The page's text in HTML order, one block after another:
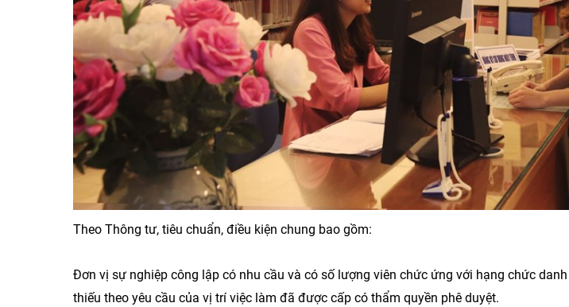
Theo Thông tư, tiêu chuẩn, điều kiện chung bao gồm:
Đơn vị sự nghiệp công lập có nhu cầu và có số lượng viên chức ứng với hạng chức
thiếu theo yêu cầu của vị trí việc làm đã được cấp có thẩm quyền phê duyệt.